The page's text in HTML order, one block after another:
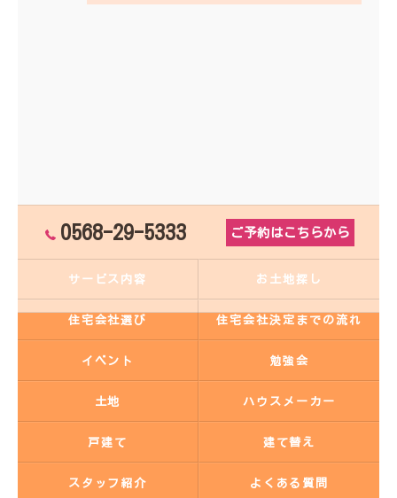
0568-29-5333 ご予約はこちらから
サービス内容 お土地探し
住宅会社選び 住宅会社決定までの流れ
イベント 勉強会
土地 ハウスメーカー
戸建て 建て替え
スタッフ紹介 よくある質問